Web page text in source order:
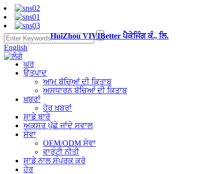
English
HuiZhou VIVIBetter ਪੈਕੇਜਿੰਗ ਕੰ., ਲਿ.
ਘਰ
ਉਤਪਾਦ
ਆਮ ਬੱਚਿਆਂ ਦੀ ਕਿਤਾਬ
ਅਸਧਾਰਨ ਬੱਚਿਆਂ ਦੀ ਕਿਤਾਬ
ਖ਼ਬਰਾਂ
ਹੋਰ ਖ਼ਬਰਾਂ
ਸਾਡੇ ਬਾਰੇ
ਅਕਸਰ ਪੁੱਛੇ ਜਾਂਦੇ ਸਵਾਲ
ਸੇਵਾ
OEM/ODM ਸੇਵਾ
ਵਾਰੰਟੀ ਨੀਤੀ
ਸਾਡੇ ਨਾਲ ਸੰਪਰਕ ਕਰੋ
ਹੋਰ